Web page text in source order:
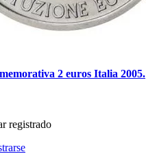
2 euros Italia 2005.
registrado